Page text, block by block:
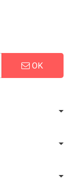
OK